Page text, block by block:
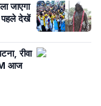
जाएगा
पहले देखें
रीवा
आज